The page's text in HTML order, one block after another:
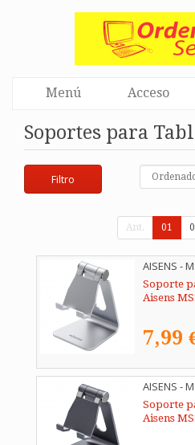
Menú Acceso
Soportes para
Filtro
Ant. 01
AISENS -
Soporte
Aisens
7,99
AISENS -
Soporte
Aisens